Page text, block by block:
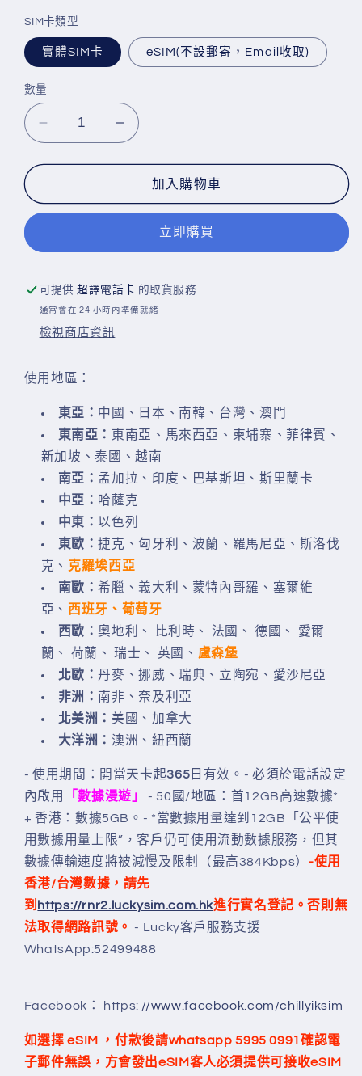
SIM卡類型
實體SIM卡 eSIM(不設郵寄，Email收取)
數量
區】
5G
數
年
卡
365
純
12GB+5GB
香
eSIM
(WhatsApp
確
認
付
款
後
直
接
發
出)
數
量
減
少
Lucky2【50
區】
5G
數
年
數
據
12GB+5GB
香
港
eSIM
(WhatsApp
確
認
付
款
後
直
接
發
出)
數
量
增
加入購物車
立即購買
可提供超譯電話卡 的取貨服務
通常會在 24 小時內準備就緒
檢視商店資訊
使用地區：
東亞： 中國、日本、南韓、台灣、澳門
東南亞： 東南亞、馬來西亞、柬埔寨、菲律賓、
新加坡、泰國、越南
南亞： 孟加拉、印度、巴基斯坦、斯里蘭卡
中亞 ： 哈薩克
中東：以色列
東歐：捷克、匈牙利、波蘭、羅馬尼亞、斯洛伐
克、 克羅埃西亞
南歐：希臘、義大利、蒙特內哥羅、塞爾維
亞、 西班牙、葡萄牙
西歐：奧地利、 比利時、 法國、 德國、 愛爾
蘭、 荷蘭、 瑞士、 英國、 盧森堡
北歐：丹麥、挪威、瑞典、立陶宛、愛沙尼亞
非洲： 南非、奈及利亞
北美洲： 美國、加拿大
大洋洲： 澳洲、紐西蘭
- 使用期間 ：開當天卡起365 日 有效 。 - 必須於電話設定
內啟用
「數據漫遊」
- 50國/地區：首12GB高速數據*
+ 香港：數據5GB。 - *當數據用量達到12GB「公平使
用數據用量上限”，客戶仍可使用流動數據服務，但其
數據傳輸速度將被減慢及限制（最高384Kbps） -使用
香港/台灣數據， 請先
到 https://rnr2.luckysim.com.hk進行實名登記。否則無
法取得網路訊號。
- Lucky客戶服務支援
WhatsApp:52499488
Facebook： https: //www.facebook.com/chillyiksim
如選擇 eSIM ，付款後請whatsapp 5995 0991確認電
子郵件無誤，方會發出eSIM客人必須提供可接收eSIM